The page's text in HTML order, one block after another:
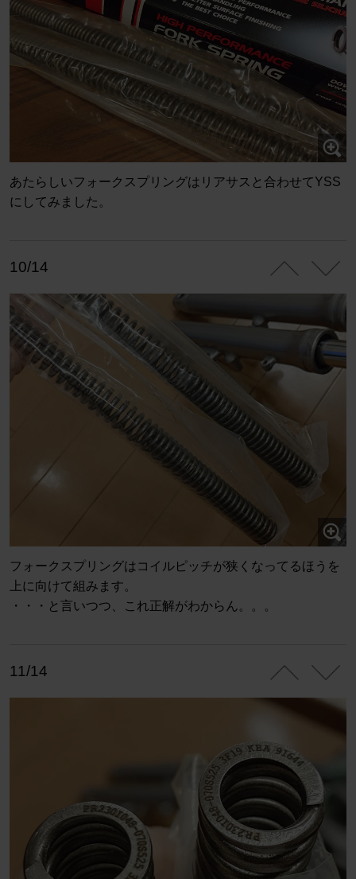
あたらしいフォークスプリングはリアサスと合わせてYSS
にしてみました。
10/14
フォークスプリングはコイルピッチが狭くなってるほうを
上に向けて組みます。
・・・と言いつつ、これ正解がわからん。。。
11/14